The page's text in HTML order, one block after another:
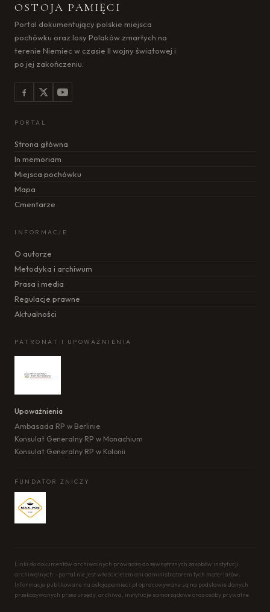
OSTOJA PAMIĘCI
Portal dokumentujący polskie miejsca
pochówku oraz losy Polaków zmarłych na
terenie Niemiec w czasie II wojny światowej i
po jej zakończeniu.
PORTAL
Strona główna
In memoriam
Miejsca pochówku
Mapa
Cmentarze
INFORMACJE
O autorze
Metodyka i archiwum
Prasa i media
Regulacje prawne
Aktualności
PATRONAT I UPOWAŻNIENIA
Upoważnienia
Ambasada RP w Berlinie
Konsulat Generalny RP w Monachium
Konsulat Generalny RP w Kolonii
FUNDATOR ZNICZY
Linki do dokumentów archiwalnych prowadzą do zewnętrznych zasobów instytucji
archiwalnych – portal nie jest właścicielem ani administratorem tych materiałów.
Informacje publikowane na ostojapamieci.pl opracowywane są na podstawie danych
przekazywanych przez urzędy, archiwa, instytucje samorządowe oraz osoby prywatne.